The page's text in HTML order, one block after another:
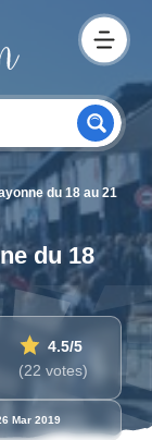
du 18 au 21
du 18
4.5/5
(22 votes)
Mar 2019